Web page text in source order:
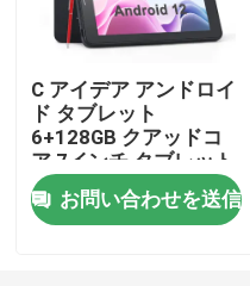
スマートタブレットPC
タッチスクリーンタ
錠剤 キッドスパッド
C アイデア アンドロイ
ド タブレット
6+128GB クアッドコ
ア 7インチ タブレット
PC 学生用 CM515 ((黒)
お問い合わせを送信